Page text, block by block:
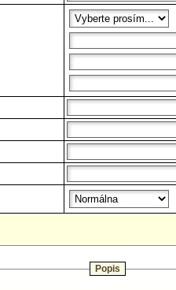
Popis